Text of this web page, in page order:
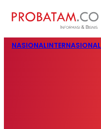
NASIONALINTERNASIONAL